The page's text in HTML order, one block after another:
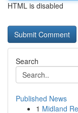
HTML is disabled
Search
Published News
1 Midland